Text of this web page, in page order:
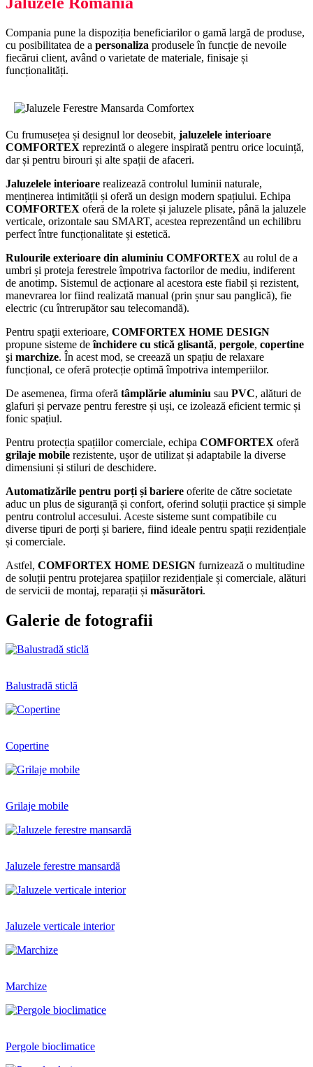
Compania pune la dispoziția beneficiarilor o gamă largă de produse,
cu posibilitatea de a personaliza produsele în funcție de nevoile
fiecărui client, având o varietate de materiale, finisaje și
funcționalități.
Cu frumusețea și designul lor deosebit, jaluzelele interioare
COMFORTEX reprezintă o alegere inspirată pentru orice locuință,
dar și pentru birouri și alte spații de afaceri.
Jaluzelele interioare realizează controlul luminii naturale,
menținerea intimității și oferă un design modern spațiului. Echipa
COMFORTEX oferă de la rolete și jaluzele plisate, până la jaluzele
verticale, orizontale sau SMART, acestea reprezentând un echilibru
perfect între funcționalitate și estetică.
Rulourile exterioare din aluminiu COMFORTEX au rolul de a
umbri și proteja ferestrele împotriva factorilor de mediu, indiferent
de anotimp. Sistemul de acționare al acestora este fiabil și rezistent,
manevrarea lor fiind realizată manual (prin șnur sau panglică), fie
electric (cu întrerupător sau telecomandă).
Pentru spaţii exterioare, COMFORTEX HOME DESIGN
propune sisteme deînchidere cu stică glisantă, pergole, copertine
şi marchize. În acest mod, se creează un spațiu de relaxare
funcțional, ce oferă protecție optimă împotriva intemperiilor.
De asemenea, firma oferă tâmplărie aluminiu sau PVC, alături de
glafuri și pervaze pentru ferestre și uși, ce izolează eficient termic și
fonic spațiul.
Pentru protecția spațiilor comerciale, echipa COMFORTEX oferă
grilaje mobile rezistente, ușor de utilizat și adaptabile la diverse
dimensiuni și stiluri de deschidere.
Automatizările pentru porți și bariere oferite de către societate
aduc un plus de siguranță și confort, oferind soluții practice și simple
pentru controlul accesului. Aceste sisteme sunt compatibile cu
diverse tipuri de porți și bariere, fiind ideale pentru spații rezidențiale
și comerciale.
Astfel, COMFORTEX HOME DESIGN furnizează o multitudine
de soluții pentru protejarea spațiilor rezidențiale și comerciale, alături
de servicii de montaj, reparații și măsurători.
Galerie de fotografii
Balustradă sticlă
Copertine
Grilaje mobile
Jaluzele ferestre mansardă
Jaluzele verticale interior
Marchize
Pergole bioclimatice